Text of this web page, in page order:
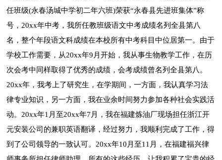
任班级(永春汤城中学初二年六班)荣获“永春县先进班集体”称
号，20xx年中考，我所任教班级语文中考成绩名列全县第八
名，整个年段语文科成绩在本校所有中考科目中位居第一。由于
学校工作需要，从20xx年9月开始，我从事生物教学工作，在历
次会考中同样取得了优秀的成绩，会考成绩曾名列全县第八。
20xx年，我考上了研究生，在学期间，一方面，我认真学习法
律专业知识，另一方面，我在业余时间努力参加各种社会实践活
动。20xx年1月至20xx年7月，我在福建炼油厂现场担任浙江开
元安装公司的兼职英语翻译，经过努力，我顺利完成了工作，得
到了公司领导的一致认可。20xx年10月至11月，在福建福兴律